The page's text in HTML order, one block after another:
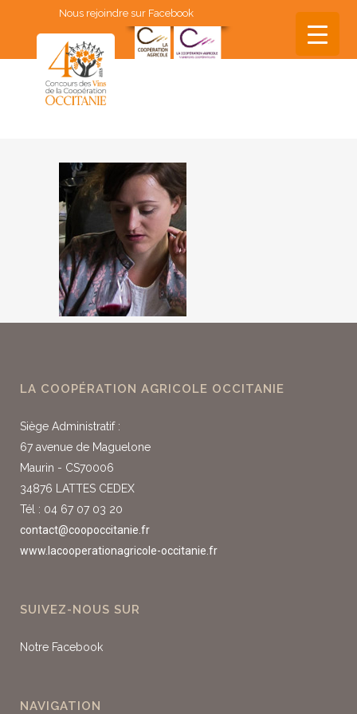
Nous rejoindre sur Facebook
LA COOPÉRATION AGRICOLE OCCITANIE
Siège Administratif :
67 avenue de Maguelone
Maurin - CS70006
34876 LATTES CEDEX
Tél : 04 67 07 03 20
contact@coopoccitanie.fr
www.lacooperationagricole-occitanie.fr
SUIVEZ-NOUS SUR
Notre Facebook
NAVIGATION